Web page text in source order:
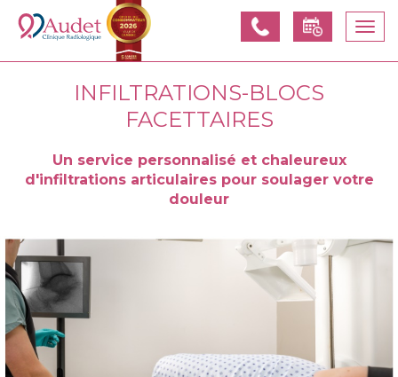
Prendre
un
rendez-
Appelez-
nous
INFILTRATIONS-BLOCS
FACETTAIRES
Un service personnalisé et chaleureux
d'infiltrations articulaires pour soulager votre
douleur